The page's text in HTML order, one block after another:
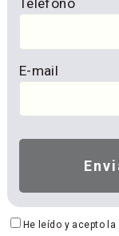
Teléfono
E-mail
He leído y acepto la